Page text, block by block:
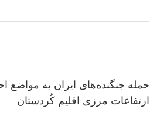
حمله جنگنده‌های ایران به مواضع
ارتفاعات مرزی اقلیم کُردستان